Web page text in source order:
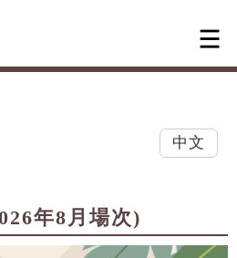
中文
年8月場次)